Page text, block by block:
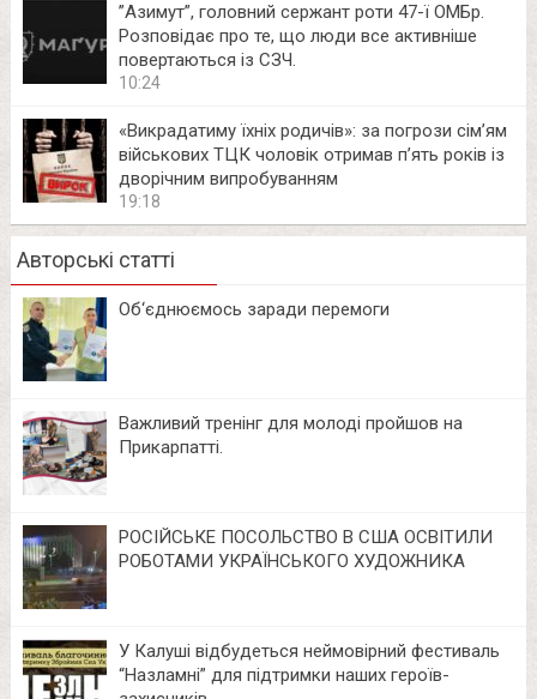
⁨”Азимут”, головний сержант роти 47-ї ОМБр.
Розповідає про те, що люди все активніше
повертаються із СЗЧ.
10:24
«Викрадатиму їхніх родичів»: за погрози сім’ям
військових ТЦК чоловік отримав п’ять років із
дворічним випробуванням
19:18
Авторські статті
Об‘єднюємось заради перемоги
Важливий тренінг для молоді пройшов на
Прикарпатті.
РОСІЙСЬКЕ ПОСОЛЬСТВО В США ОСВІТИЛИ
РОБОТАМИ УКРАЇНСЬКОГО ХУДОЖНИКА
У Калуші відбудеться неймовірний фестиваль
“Назламні” для підтримки наших героїв-